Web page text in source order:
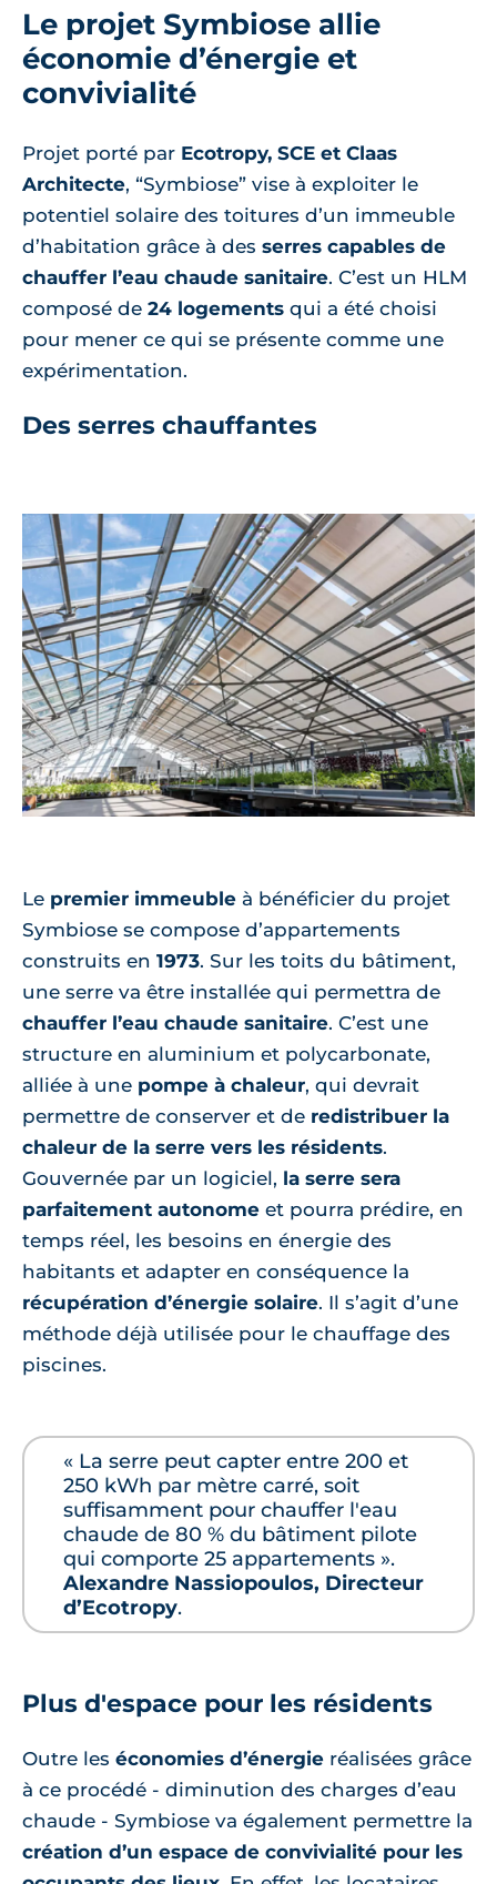
Le projet Symbiose allie
économie d’énergie et
convivialité
Projet porté par Ecotropy, SCE et Claas
Architecte, “Symbiose” vise à exploiter le
potentiel solaire des toitures d’un immeuble
d’habitation grâce à des serres capables de
chauffer l’eau chaude sanitaire. C’est un HLM
composé de 24 logements qui a été choisi
pour mener ce qui se présente comme une
expérimentation.
Des serres chauffantes
Le premier immeuble à bénéficier du projet
Symbiose se compose d’appartements
construits en 1973. Sur les toits du bâtiment,
une serre va être installée qui permettra de
chauffer l’eau chaude sanitaire. C’est une
structure en aluminium et polycarbonate,
alliée à une pompe à chaleur, qui devrait
permettre de conserver et de redistribuer la
chaleur de la serre vers les résidents.
Gouvernée par un logiciel, la serre sera
parfaitement autonome et pourra prédire, en
temps réel, les besoins en énergie des
habitants et adapter en conséquence la
récupération d’énergie solaire. Il s’agit d’une
méthode déjà utilisée pour le chauffage des
piscines.
« La serre peut capter entre 200 et
250 kWh par mètre carré, soit
suffisamment pour chauffer l'eau
chaude de 80 % du bâtiment pilote
qui comporte 25 appartements ».
Alexandre Nassiopoulos, Directeur
d’Ecotropy.
Plus d'espace pour les résidents
Outre les économies d’énergie réalisées grâce
à ce procédé - diminution des charges d’eau
chaude - Symbiose va également permettre la
création d’un espace de convivialité pour les